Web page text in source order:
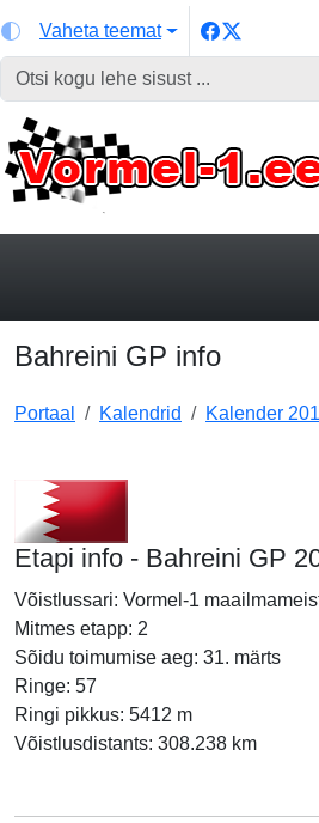
Vaheta teemat
Bahreini GP info
Portaal Kalendrid Kalender
Etapi info - Bahreini GP
Võistlussari: Vormel-1
Mitmes etapp: 2
Sõidu toimumise aeg: 31. märts
Ringe: 57
Ringi pikkus: 5412 m
Võistlusdistants: 308.238 km